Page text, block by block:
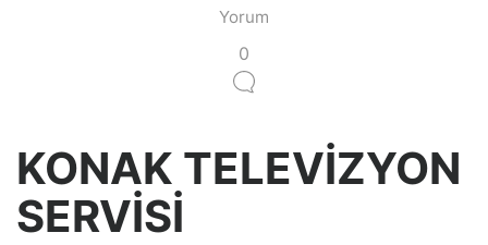
Yorum
0
KONAK TELEVİZYON
SERVİSİ